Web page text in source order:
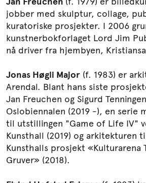
jobber med skulptur, collage,
kuratoriske prosjekter. I 2006
kunstnerbokforlaget Lord Jim
nå driver fra hjembyen,
Jonas Høgli Major (f. 1983) er
Arendal. Blant hans siste
Jan Freuchen og Sigurd
Oslobiennalen (2019 -), en serie
til utstillingen "Game of Life IV"
Kunsthall (2019) og arkitekturen
Kunsthalls prosjekt «Kulturarena
Gruver» (2018).